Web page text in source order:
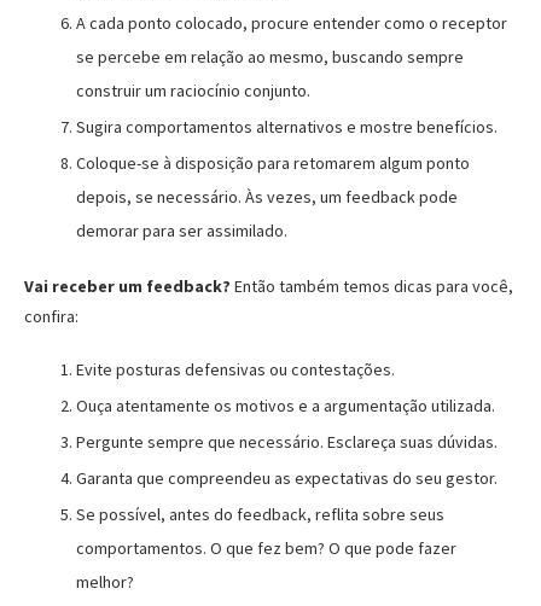
A cada ponto colocado, procure entender como o receptor
se percebe em relação ao mesmo, buscando sempre
construir um raciocínio conjunto.
Sugira comportamentos alternativos e mostre benefícios.
Coloque-se à disposição para retomarem algum ponto
depois, se necessário. Às vezes, um feedback pode
demorar para ser assimilado.
Vai receber um feedback? Então também temos dicas para você,
confira:
Evite posturas defensivas ou contestações.
Ouça atentamente os motivos e a argumentação utilizada.
Pergunte sempre que necessário. Esclareça suas dúvidas.
Garanta que compreendeu as expectativas do seu gestor.
Se possível, antes do feedback, reflita sobre seus
comportamentos. O que fez bem? O que pode fazer
melhor?